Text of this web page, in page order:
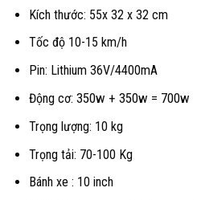
Kích thước: 55x 32 x 32 cm
Tốc độ 10-15 km/h
Pin: Lithium 36V/4400mA
Động cơ: 350w + 350w = 700w
Trọng lượng: 10 kg
Trọng tải: 70-100 Kg
Bánh xe : 10 inch